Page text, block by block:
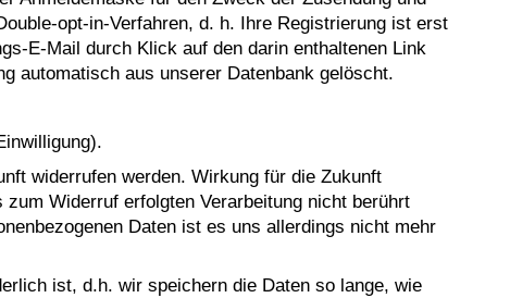
opt-in-Verfahren, d. h. Ihre Registrierung ist erst
E-Mail durch Klick auf den darin enthaltenen Link
automatisch aus unserer Datenbank gelöscht.
widerrufen werden. Wirkung für die Zukunft
Widerruf erfolgten Verarbeitung nicht berührt
Daten ist es uns allerdings nicht mehr
ist, d.h. wir speichern die Daten so lange, wie